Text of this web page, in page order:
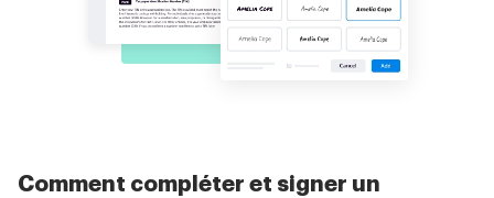
Comment compléter et signer un